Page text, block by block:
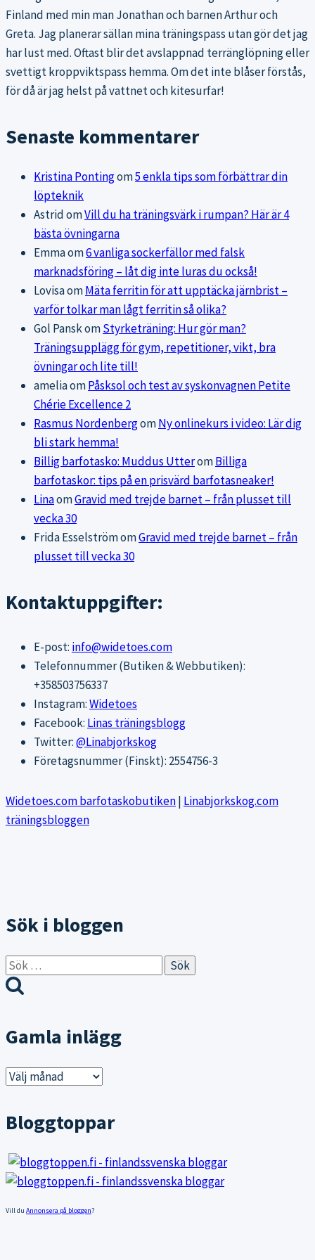
Finland med min man Jonathan och barnen Arthur och
Greta. Jag planerar sällan mina träningspass utan gör det jag
har lust med. Oftast blir det avslappnad terränglöpning eller
svettigt kroppviktspass hemma. Om det inte blåser förstås,
för då är jag helst på vattnet och kitesurfar!
Senaste kommentarer
Kristina Pontingom5 enkla tips som förbättrar din
löpteknik
AstridomVill du ha träningsvärk i rumpan? Här är 4
bästa övningarna
Emmaom6 vanliga sockerfällor med falsk
marknadsföring – låt dig inte luras du också!
LovisaomMäta ferritin för att upptäcka järnbrist –
varför tolkar man lågt ferritin så olika?
Gol PanskomStyrketräning: Hur gör man?
Träningsupplägg för gym, repetitioner, vikt, bra
övningar och lite till!
ameliaomPåsksol och test av syskonvagnen Petite
Chérie Excellence 2
Rasmus NordenbergomNy onlinekurs i video: Lär dig
bli stark hemma!
Billig barfotasko: Muddus UtteromBilliga
barfotaskor: tips på en prisvärd barfotasneaker!
LinaomGravid med trejde barnet – från plusset till
vecka 30
Frida EsselströmomGravid med trejde barnet – från
plusset till vecka 30
Kontaktuppgifter:
E-post: info@widetoes.com
Telefonnummer (Butiken & Webbutiken):
+358503756337
Instagram:Widetoes
Facebook: Linas träningsblogg
Twitter:@Linabjorkskog
Företagsnummer (Finskt): 2554756-3
Widetoes.com barfotaskobutiken| Linabjorkskog.com
träningsbloggen
Sök i bloggen
Sök
efter:
Gamla inlägg
Gamla
Bloggtoppar
Vill du Annonsera på bloggen?